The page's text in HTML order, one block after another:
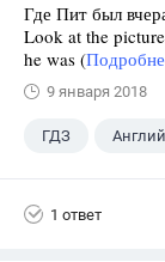
Где Пит был
Look at the
he was (
9 января 2018
ГДЗ
1 ответ